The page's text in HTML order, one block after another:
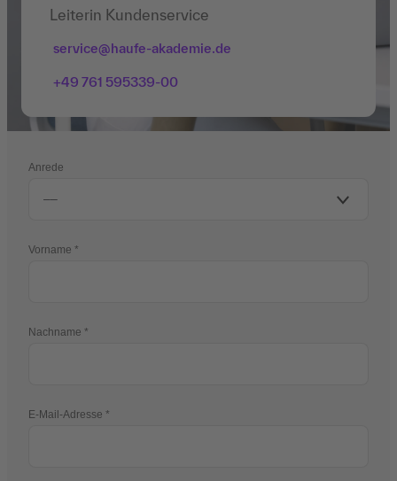
Leiterin Kundenservice
service@haufe-akademie.de
+49 761 595339-00
Anrede
Vorname
Nachname
E-Mail-Adresse